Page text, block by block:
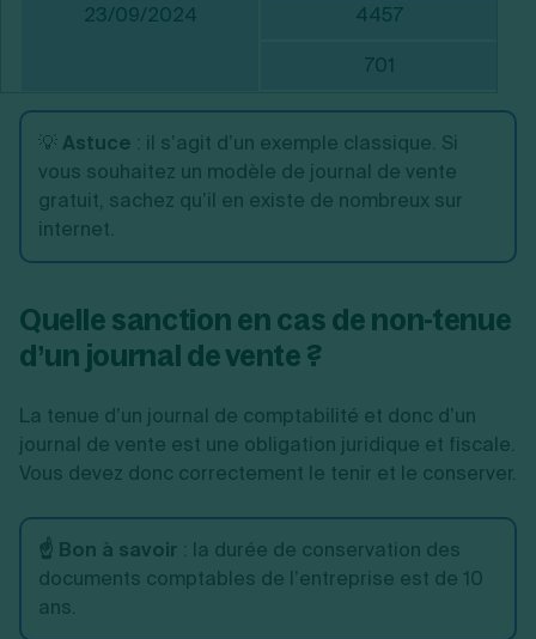
23/09/2024
4457
701
💡Astuce : il s’agit d’un exemple classique. Si
vous souhaitez un modèle de journal de vente
gratuit, sachez qu’il en existe de nombreux sur
internet.
Quelle sanction en cas de non-tenue
d’un journal de vente ?
La tenue d’un journal de comptabilité et donc d’un
journal de vente est une obligation juridique et fiscale.
Vous devez donc correctement le tenir et le conserver.
☝️ Bon à savoir : la durée de conservation des
documents comptables de l’entreprise est de 10
ans.